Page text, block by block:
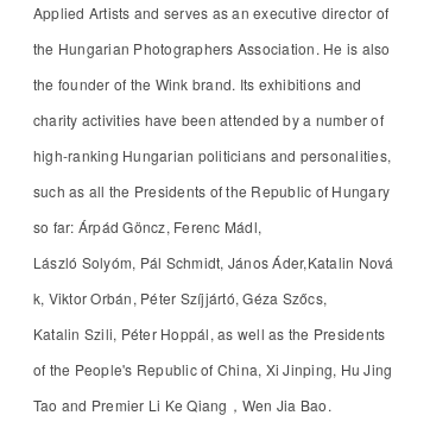
Applied Artists and serves as an executive director of
the Hungarian Photographers Association. He is also
the founder of the Wink brand. Its exhibitions and
charity activities have been attended by a number of
high-ranking Hungarian politicians and personalities,
such as all the Presidents of the Republic of Hungary
so far: Árpád Göncz, Ferenc Mádl,
László Solyóm, Pál Schmidt, János Áder,Katalin Nová
k, Viktor Orbán, Péter Szíjjártó, Géza Szőcs,
Katalin Szili, Péter Hoppál, as well as the Presidents
of the People's Republic of China, Xi Jinping, Hu Jing
Tao and Premier Li Ke Qiang，Wen Jia Bao.